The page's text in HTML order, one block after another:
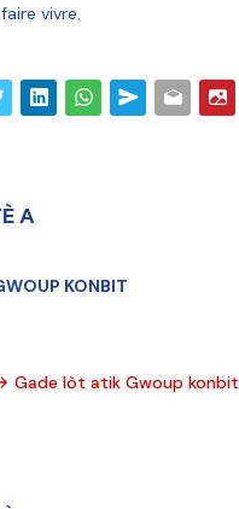
vivre.
A
KONBIT
Gade lòt atik Gwoup konbit